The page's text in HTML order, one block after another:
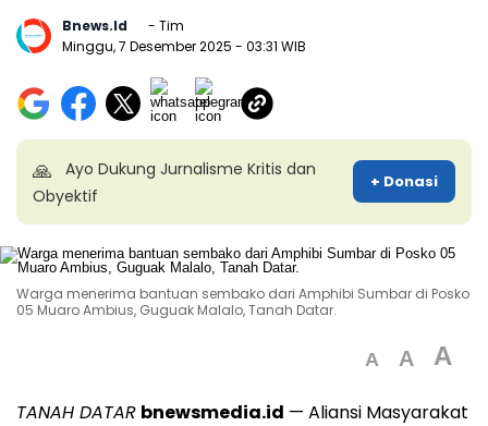
Bnews.id
- Tim
Minggu, 7 Desember 2025 - 03:31 WIB
🙏
Ayo Dukung Jurnalisme Kritis dan
Obyektif
+ Donasi
Warga menerima bantuan sembako dari Amphibi Sumbar di Posko
05 Muaro Ambius, Guguak Malalo, Tanah Datar.
A A A
TANAH DATAR bnewsmedia.id — Aliansi Masyarakat